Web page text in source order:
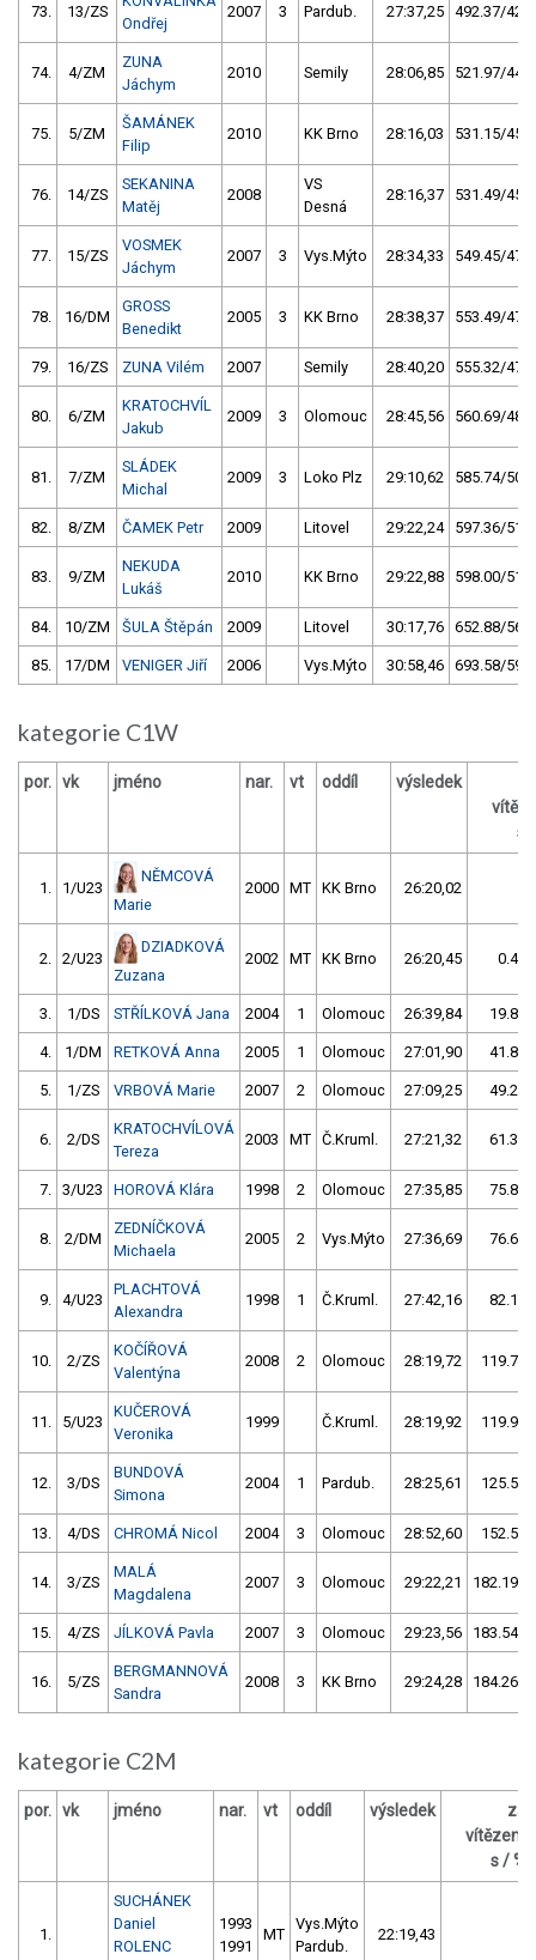
73. 13/ZS
Ondřej
2007 3 Pardub. 27:37,25 492.37/42,3
74. 4/ZM
ZUNA
Jáchym
2010 Semily 28:06,85 521.97/44,8
75. 5/ZM
ŠAMÁNEK
Filip
2010 KK Brno 28:16,03 531.15/45,6
76. 14/ZS
SEKANINA
Matěj
2008
VS
Desná
28:16,37 531.49/45,6
77. 15/ZS
VOSMEK
Jáchym
2007 3 Vys.Mýto 28:34,33 549.45/47,2
78. 16/DM
GROSS
Benedikt
2005 3 KK Brno 28:38,37 553.49/47,5
79. 16/ZS ZUNA Vilém 2007 Semily 28:40,20 555.32/47,7
80. 6/ZM
KRATOCHVÍL
Jakub
2009 3 Olomouc 28:45,56 560.69/48,1
81. 7/ZM
SLÁDEK
Michal
2009 3 Loko Plz 29:10,62 585.74/50,3
82. 8/ZM ČAMEK Petr 2009 Litovel 29:22,24 597.36/51,3
83. 9/ZM
NEKUDA
Lukáš
2010 KK Brno 29:22,88 598.00/51,3
84. 10/ZM ŠULA Štěpán 2009 Litovel 30:17,76 652.88/56,0
85. 17/DM VENIGER Jiří 2006 Vys.Mýto 30:58,46 693.58/59,5
kategorie C1W
por. vk jméno nar. vt oddíl výsledek
s
1. 1/U23
NĚMCOVÁ
Marie
2000 MT KK Brno 26:20,02
2. 2/U23
DZIADKOVÁ
Zuzana
2002 MT KK Brno 26:20,45 0.43/
3. 1/DS STŘÍLKOVÁ Jana 2004 1 Olomouc 26:39,84 19.82/
4. 1/DM RETKOVÁ Anna 2005 1 Olomouc 27:01,90 41.88/
5. 1/ZS VRBOVÁ Marie 2007 2 Olomouc 27:09,25 49.23/
6. 2/DS
KRATOCHVÍLOVÁ
Tereza
2003 MT Č.Kruml. 27:21,32 61.30/
7. 3/U23 HOROVÁ Klára 1998 2 Olomouc 27:35,85 75.83/
8. 2/DM
ZEDNÍČKOVÁ
Michaela
2005 2 Vys.Mýto 27:36,69 76.67/
9. 4/U23
PLACHTOVÁ
Alexandra
1998 1 Č.Kruml. 27:42,16 82.14/
10. 2/ZS
KOČÍŘOVÁ
Valentýna
2008 2 Olomouc 28:19,72 119.70/
11. 5/U23
KUČEROVÁ
Veronika
1999 Č.Kruml. 28:19,92 119.90/
12. 3/DS
BUNDOVÁ
Simona
2004 1 Pardub. 28:25,61 125.59/
13. 4/DS CHROMÁ Nicol 2004 3 Olomouc 28:52,60 152.58/
14. 3/ZS
MALÁ
Magdalena
2007 3 Olomouc 29:22,21 182.19/
15. 4/ZS JÍLKOVÁ Pavla 2007 3 Olomouc 29:23,56 183.54/
16. 5/ZS
BERGMANNOVÁ
Sandra
2008 3 KK Brno 29:24,28 184.26/
kategorie C2M
por. vk jméno nar. vt oddíl výsledek
za
vítězem
s / %
1.
SUCHÁNEK
Daniel
ROLENC
1993
1991
MT
Vys.Mýto
Pardub.
22:19,43